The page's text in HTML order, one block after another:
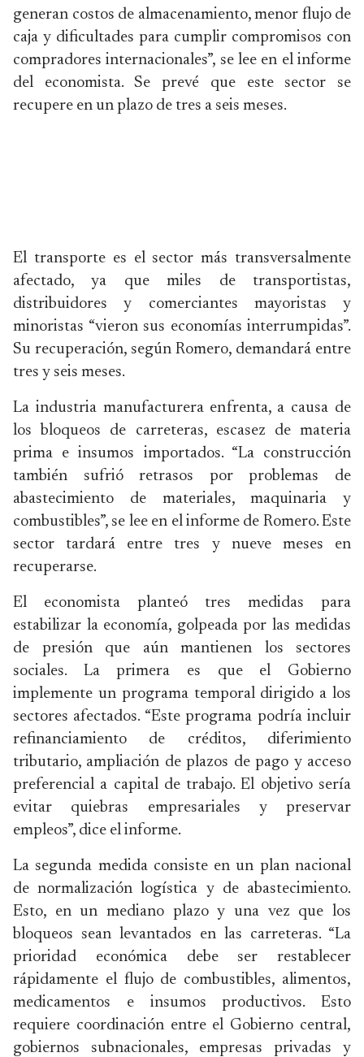
generan costos de almacenamiento, menor flujo de
caja y dificultades para cumplir compromisos con
compradores internacionales”, se lee en el informe
del economista. Se prevé que este sector se
recupere en un plazo de tres a seis meses.
El transporte es el sector más transversalmente
afectado, ya que miles de transportistas,
distribuidores y comerciantes mayoristas y
minoristas “vieron sus economías interrumpidas”.
Su recuperación, según Romero, demandará entre
tres y seis meses.
La industria manufacturera enfrenta, a causa de
los bloqueos de carreteras, escasez de materia
prima e insumos importados. “La construcción
también sufrió retrasos por problemas de
abastecimiento de materiales, maquinaria y
combustibles”, se lee en el informe de Romero. Este
sector tardará entre tres y nueve meses en
recuperarse.
El economista planteó tres medidas para
estabilizar la economía, golpeada por las medidas
de presión que aún mantienen los sectores
sociales. La primera es que el Gobierno
implemente un programa temporal dirigido a los
sectores afectados. “Este programa podría incluir
refinanciamiento de créditos, diferimiento
tributario, ampliación de plazos de pago y acceso
preferencial a capital de trabajo. El objetivo sería
evitar quiebras empresariales y preservar
empleos”, dice el informe.
La segunda medida consiste en un plan nacional
de normalización logística y de abastecimiento.
Esto, en un mediano plazo y una vez que los
bloqueos sean levantados en las carreteras. “La
prioridad económica debe ser restablecer
rápidamente el flujo de combustibles, alimentos,
medicamentos e insumos productivos. Esto
requiere coordinación entre el Gobierno central,
gobiernos subnacionales, empresas privadas y